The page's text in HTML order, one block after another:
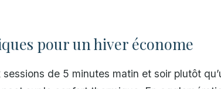
pour un hiver économe
sessions de 5 minutes matin et soir plutôt